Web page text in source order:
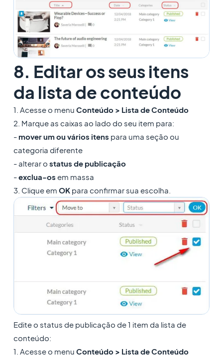
8. Editar os seus itens
da lista de conteúdo
1. Acesse o menu Conteúdo > Lista deConteúdo
2. Marque as caixas ao lado do seu item para:
- mover um ou vários itens para uma seção ou
categoria diferente
- alterar o status de publicação
-exclua-os em massa
3. Clique em OKpara confirmar sua escolha.
Edite o status de publicação de 1 item da lista de
conteúdo:
1. Acesse o menu Conteúdo > Lista deConteúdo